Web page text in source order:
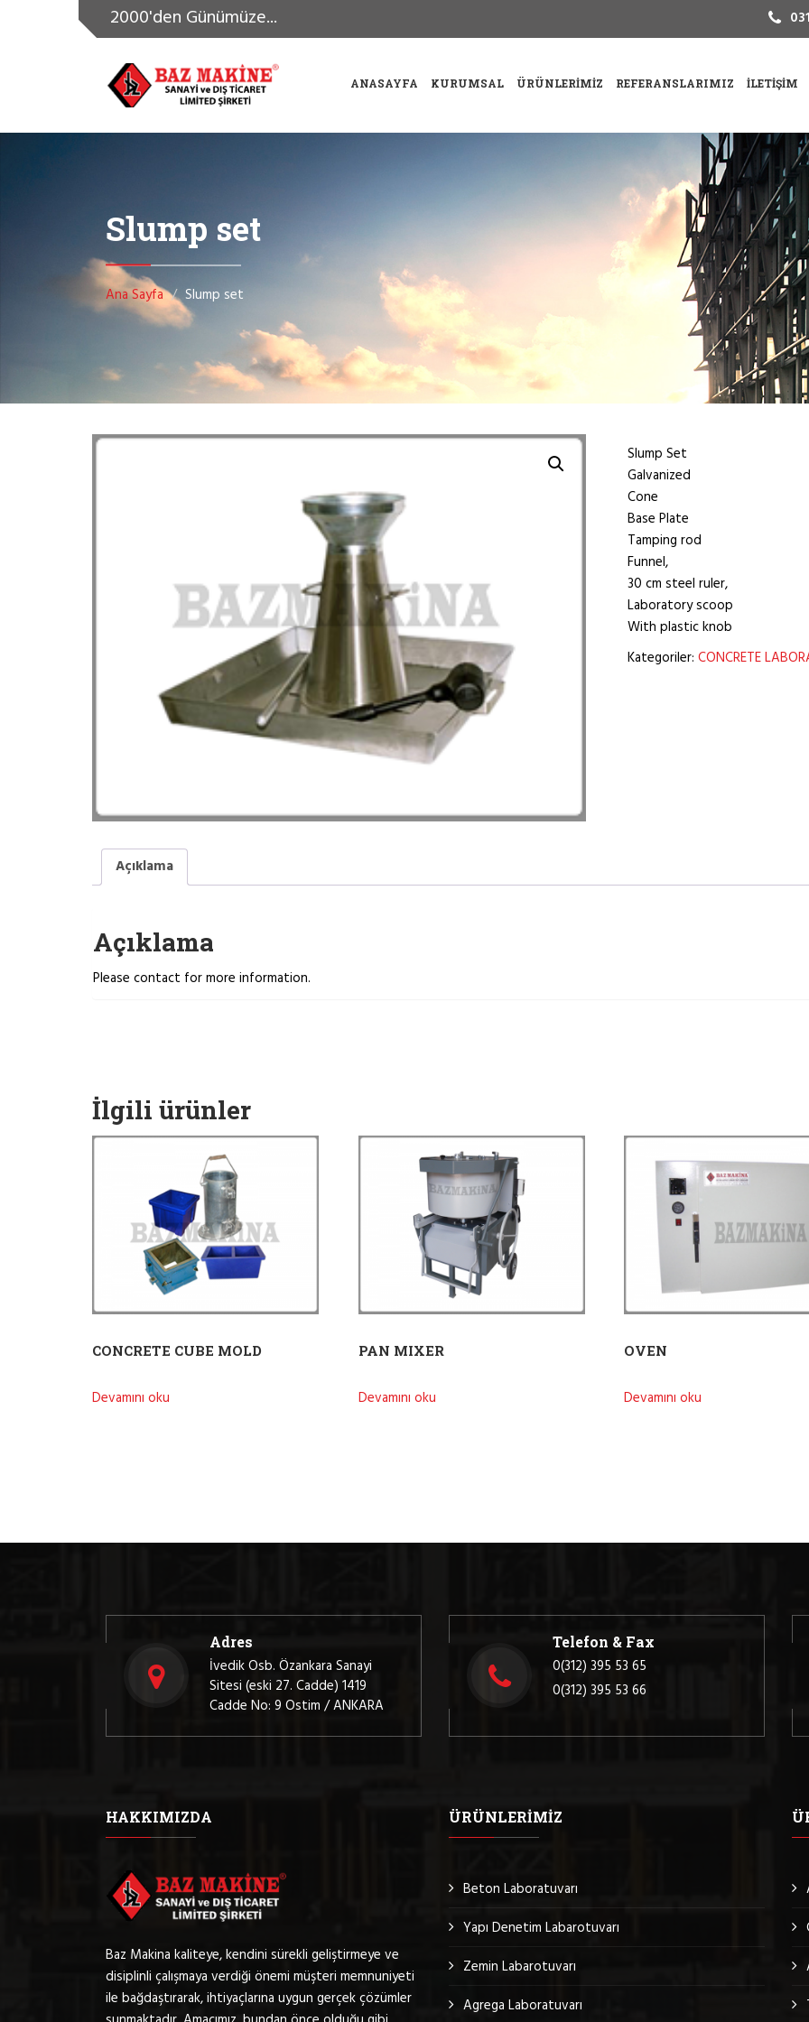
2000'den Günümüze...
ANASAYFA KURUMSAL ÜRÜNLERIMIZ REFERANSLARIMIZ İLETIŞIM
Slump set
Ana Sayfa Slump set
Slump Set
Galvanized
Cone
Base Plate
Tamping rod
Funnel,
30 cm steel ruler,
Laboratory scoop
With plastic knob
Kategoriler: CONCRETE
Açıklama
Açıklama
Please contact for more information.
İlgili ürünler
CONCRETE CUBE MOLD
Devamını oku
PAN MIXER
Devamını oku
OVEN
Devamını oku
Adres
İvedik Osb. Özankara Sanayi
Sitesi (eski 27. Cadde) 1419
Cadde No: 9 Ostim / ANKARA
Telefon & Fax
0(312) 395 53 65
0(312) 395 53 66
HAKKIMIZDA
Baz Makina kaliteye, kendini sürekli geliştirmeye ve
disiplinli çalışmaya verdiği önemi müşteri memnuniyeti
ile bağdaştırarak, ihtiyaçlarına uygun gerçek çözümler
ÜRÜNLERIMIZ
Beton Laboratuvarı
Yapı Denetim Labarotuvarı
Zemin Labarotuvarı
Agrega Laboratuvarı